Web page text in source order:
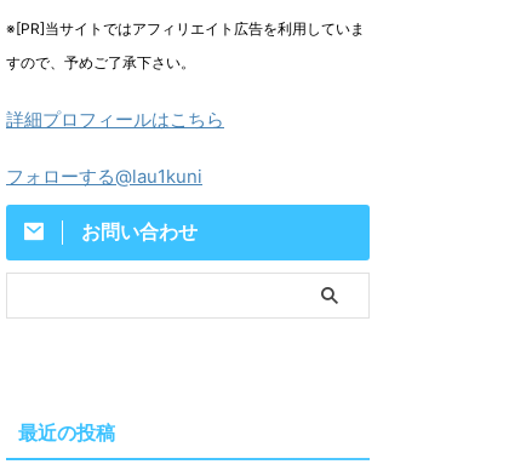
※[PR]当サイトではアフィリエイト広告を利用していま
すので、予めご了承下さい。
詳細プロフィールはこちら
フォローする@lau1kuni
お問い合わせ
最近の投稿